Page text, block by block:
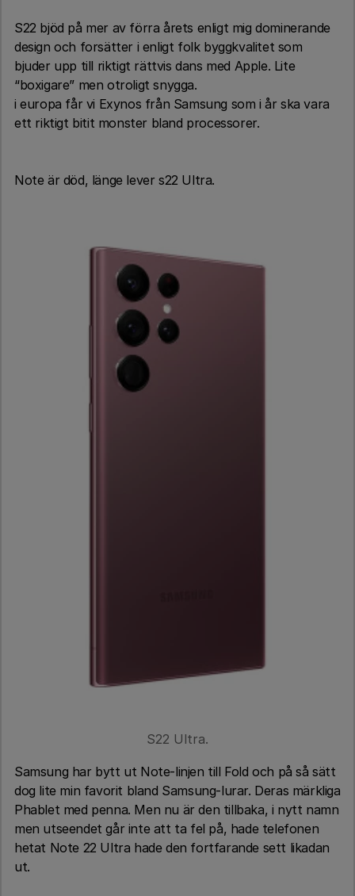
S22 bjöd på mer av förra årets enligt mig dominerande
design och forsätter i enligt folk byggkvalitet som
bjuder upp till riktigt rättvis dans med Apple. Lite
“boxigare” men otroligt snygga.
i europa får vi Exynos från Samsung som i år ska vara
ett riktigt bitit monster bland processorer.
Note är död, länge lever s22 Ultra.
S22 Ultra.
Samsung har bytt ut Note-linjen till Fold och på så sätt
dog lite min favorit bland Samsung-lurar. Deras märkliga
Phablet med penna. Men nu är den tillbaka, i nytt namn
men utseendet går inte att ta fel på, hade telefonen
hetat Note 22 Ultra hade den fortfarande sett likadan
ut.